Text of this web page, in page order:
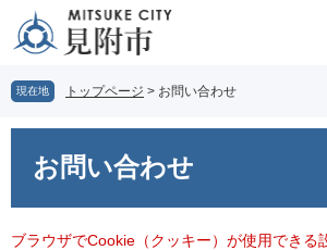
の
先
頭
ー
を
飛
文
現在地 トップページ > お問い合わせ
お問い合わせ
ブラウザでCookie（クッキー）が使用できる